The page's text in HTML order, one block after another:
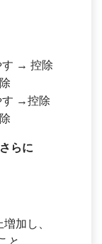
す → 控除
す →控除
らに
加し、
と